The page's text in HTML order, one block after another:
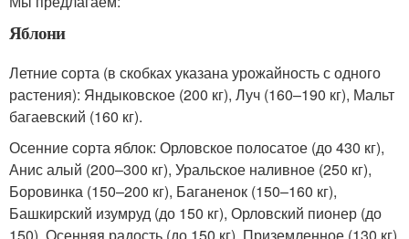
Яблони
Летние сорта (в скобках указана урожайность с одного
растения): Яндыковское (200 кг), Луч (160–190 кг), Мальт
багаевский (160 кг).
Осенние сорта яблок: Орловское полосатое (до 430 кг),
Анис алый (200–300 кг), Уральское наливное (250 кг),
Боровинка (150–200 кг), Баганенок (150–160 кг),
Башкирский изумруд (до 150 кг), Орловский пионер (до
150), Осенняя радость (до 150 кг), Приземленное (130 кг)